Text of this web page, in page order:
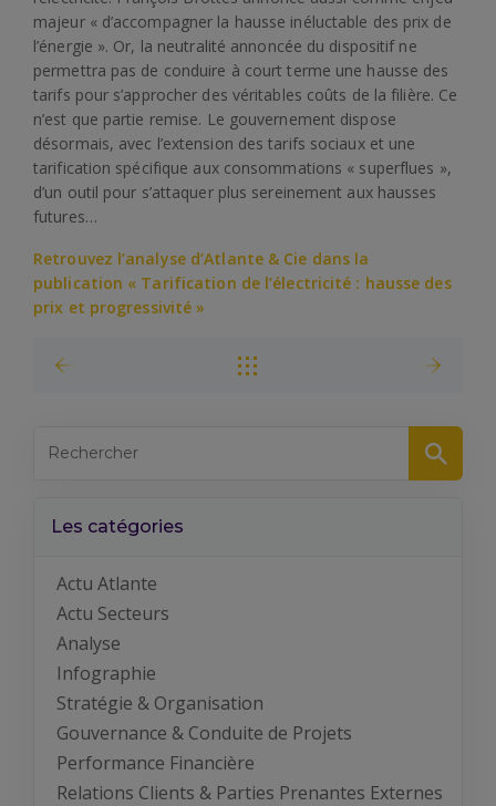
majeur « d’accompagner la hausse inéluctable des prix de
l’énergie ». Or, la neutralité annoncée du dispositif ne
permettra pas de conduire à court terme une hausse des
tarifs pour s’approcher des véritables coûts de la filière. Ce
n’est que partie remise. Le gouvernement dispose
désormais, avec l’extension des tarifs sociaux et une
tarification spécifique aux consommations « superflues »,
d’un outil pour s’attaquer plus sereinement aux hausses
futures…
Retrouvez l’analyse d’Atlante & Cie dans la
publication « Tarification de l’électricité : hausse des
prix et progressivité »
Les catégories
Actu Atlante
Actu Secteurs
Analyse
Infographie
Stratégie & Organisation
Gouvernance & Conduite de Projets
Performance Financière
Relations Clients & Parties Prenantes Externes